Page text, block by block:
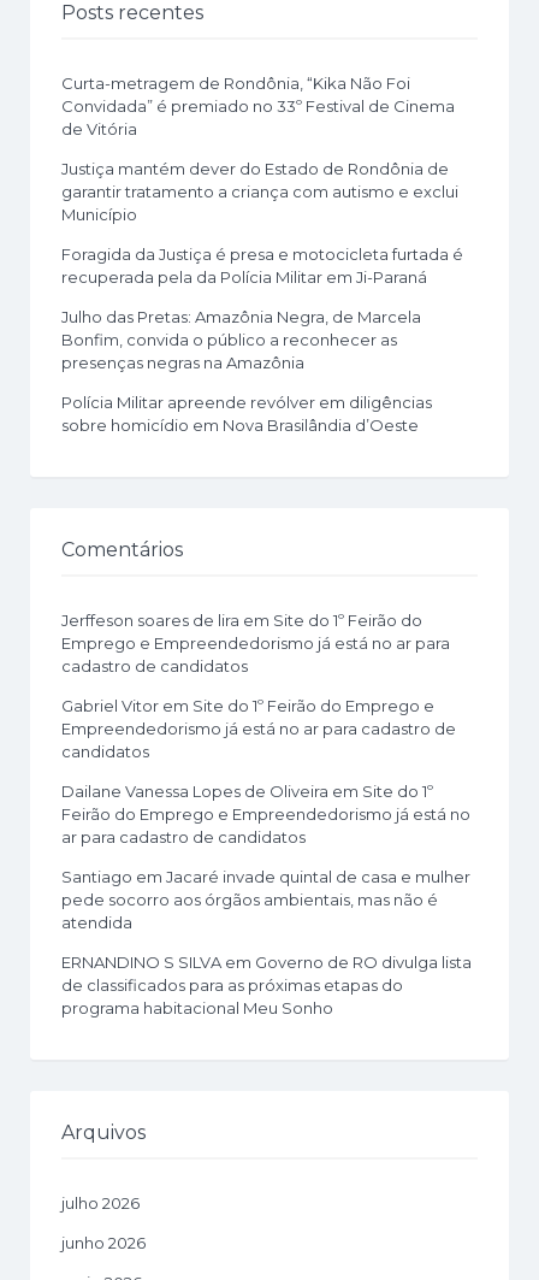
Posts recentes
Curta-metragem de Rondônia, “Kika Não Foi
Convidada” é premiado no 33º Festival de Cinema
de Vitória
Justiça mantém dever do Estado de Rondônia de
garantir tratamento a criança com autismo e exclui
Município
Foragida da Justiça é presa e motocicleta furtada é
recuperada pela da Polícia Militar em Ji-Paraná
Julho das Pretas: Amazônia Negra, de Marcela
Bonfim, convida o público a reconhecer as
presenças negras na Amazônia
Polícia Militar apreende revólver em diligências
sobre homicídio em Nova Brasilândia d’Oeste
Comentários
Jerffeson soares de lira em Site do 1º Feirão do
Emprego e Empreendedorismo já está no ar para
cadastro de candidatos
Gabriel Vitor em Site do 1º Feirão do Emprego e
Empreendedorismo já está no ar para cadastro de
candidatos
Dailane Vanessa Lopes de Oliveira em Site do 1º
Feirão do Emprego e Empreendedorismo já está no
ar para cadastro de candidatos
Santiago em Jacaré invade quintal de casa e mulher
pede socorro aos órgãos ambientais, mas não é
atendida
ERNANDINO S SILVA em Governo de RO divulga lista
de classificados para as próximas etapas do
programa habitacional Meu Sonho
Arquivos
julho 2026
junho 2026